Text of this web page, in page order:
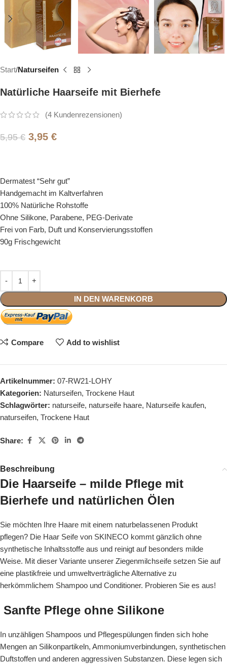
Start Naturseifen
Natürliche Haarseife mit Bierhefe
(4 Kundenrezensionen)
5,95€ 3,95 €
Dermatest “Sehr gut”
Handgemacht im Kaltverfahren
100% Natürliche Rohstoffe
Ohne Silikone, Parabene, PEG-Derivate
Frei von Farb, Duft und Konservierungsstoffen
90g Frischgewicht
IN DEN WARENKORB
Compare Add to wishlist
Artikelnummer: 07-RW21-LOHY
Kategorien: Naturseifen, Trockene Haut
Schlagwörter: naturseife, naturseife haare, Naturseife kaufen,
naturseifen, Trockene Haut
Share:
Beschreibung
Die Haarseife – milde Pflege mit
Bierhefe und natürlichen Ölen
Sie möchten Ihre Haare mit einem naturbelassenen Produkt
pflegen? Die Haar Seife von SKINECO kommt gänzlich ohne
synthetische Inhaltsstoffe aus und reinigt auf besonders milde
Weise. Mit dieser Variante unserer Ziegenmilchseife setzen Sie auf
eine plastikfreie und umweltverträgliche Alternative zu
herkömmlichem Shampoo und Conditioner. Probieren Sie es aus!
Sanfte Pflege ohne Silikone
In unzähligen Shampoos und Pflegespülungen finden sich hohe
Mengen an Silikonpartikeln, Ammoniumverbindungen, synthetischen
Duftstoffen und anderen aggressiven Substanzen. Diese legen sich